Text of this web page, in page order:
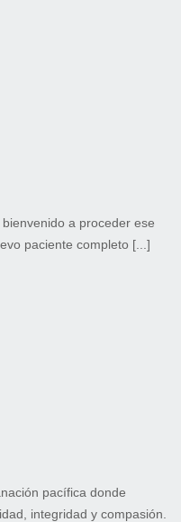
a proceder ese
paciente completo [...]
pacífica donde
integridad y compasión.